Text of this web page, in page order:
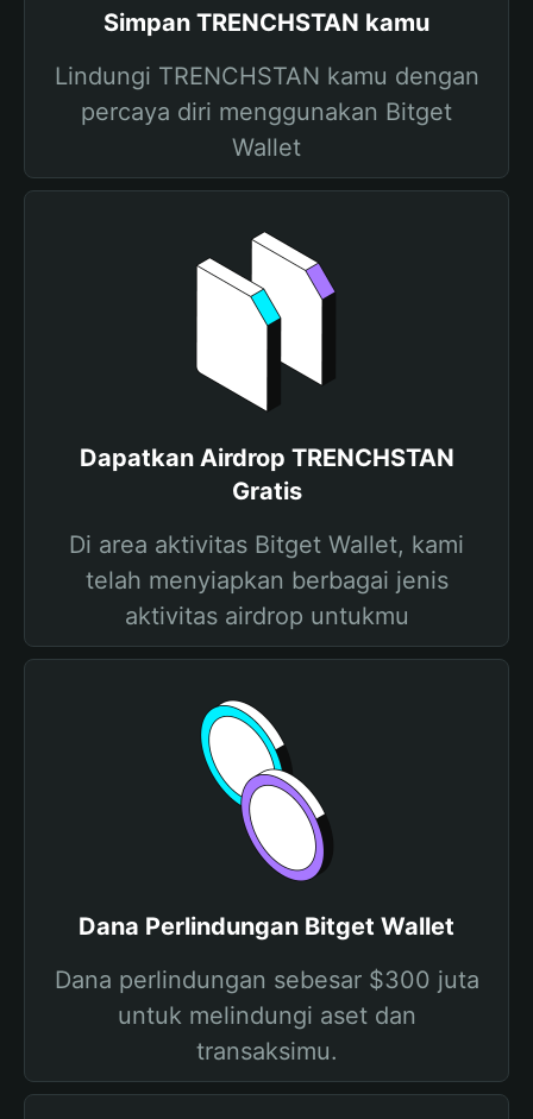
Simpan TRENCHSTAN kamu
Lindungi TRENCHSTAN kamu dengan
percaya diri menggunakan Bitget
Wallet
Dapatkan Airdrop TRENCHSTAN
Gratis
Di area aktivitas Bitget Wallet, kami
telah menyiapkan berbagai jenis
aktivitas airdrop untukmu
Dana Perlindungan Bitget Wallet
Dana perlindungan sebesar $300 juta
untuk melindungi aset dan
transaksimu.